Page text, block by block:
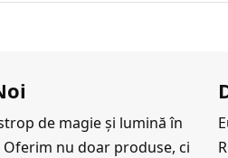
de magie și lumină în
nu doar produse, ci